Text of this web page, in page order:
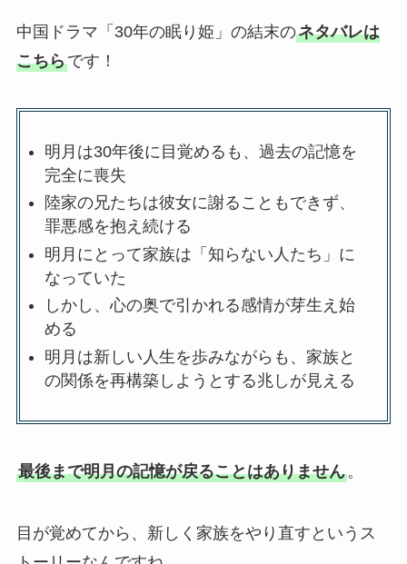
中国ドラマ「30年の眠り姫」の結末のネタバレは
こちらです！
明月は30年後に目覚めるも、過去の記憶を
完全に喪失
陸家の兄たちは彼女に謝ることもできず、
罪悪感を抱え続ける
明月にとって家族は「知らない人たち」に
なっていた
しかし、心の奥で引かれる感情が芽生え始
める
明月は新しい人生を歩みながらも、家族と
の関係を再構築しようとする兆しが見える
最後まで明月の記憶が戻ることはありません。
目が覚めてから、新しく家族をやり直すというス